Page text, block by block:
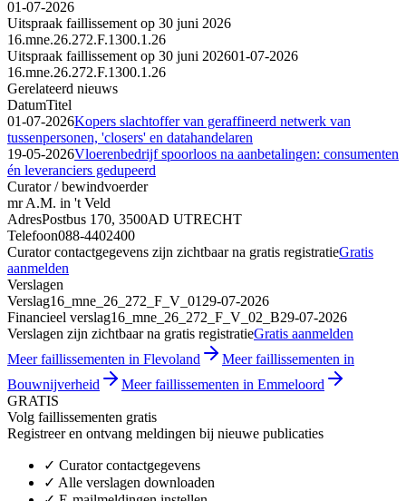
01-07-2026
Uitspraak faillissement op 30 juni 2026
16.mne.26.272.F.1300.1.26
Uitspraak faillissement op 30 juni 202601-07-2026
16.mne.26.272.F.1300.1.26
Gerelateerd nieuws
DatumTitel
01-07-2026Kopers slachtoffer van geraffineerd netwerk van
tussenpersonen, 'closers' en datahandelaren
19-05-2026Vloerenbedrijf spoorloos na aanbetalingen: consumenten
én leveranciers gedupeerd
Curator / bewindvoerder
mr A.M. in 't Veld
AdresPostbus 170, 3500AD UTRECHT
Telefoon088-4402400
Curator contactgegevens zijn zichtbaar na gratis registratieGratis
aanmelden
Verslagen
Verslag16_mne_26_272_F_V_01 29-07-2026
Financieel verslag16_mne_26_272_F_V_02_B29-07-2026
Verslagen zijn zichtbaar na gratis registratieGratis aanmelden
Meer faillissementen in Flevoland
Meer faillissementen in
Bouwnijverheid
Meer faillissementen in Emmeloord
GRATIS
Volg faillissementen gratis
Registreer en ontvang meldingen bij nieuwe publicaties
✓ Curator contactgegevens
✓ Alle verslagen downloaden